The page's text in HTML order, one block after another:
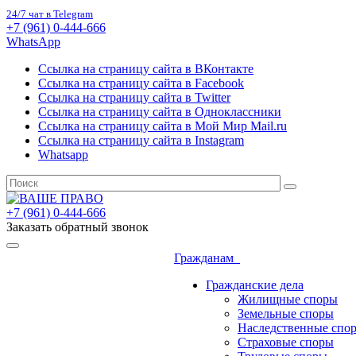
24/7 чат в Telegram
+7 (961) 0-444-666
WhatsApp
Ссылка на страницу сайта в ВКонтакте
Ссылка на страницу сайта в Facebook
Ссылка на страницу сайта в Twitter
Ссылка на страницу сайта в Одноклассники
Ссылка на страницу сайта в Мой Мир Mail.ru
Ссылка на страницу сайта в Instagram
Whatsapp
+7 (961) 0-444-666
Заказать обратный звонок
Гражданам
Гражданские дела
Жилищные споры
Земельные споры
Наследственные
Страховые споры